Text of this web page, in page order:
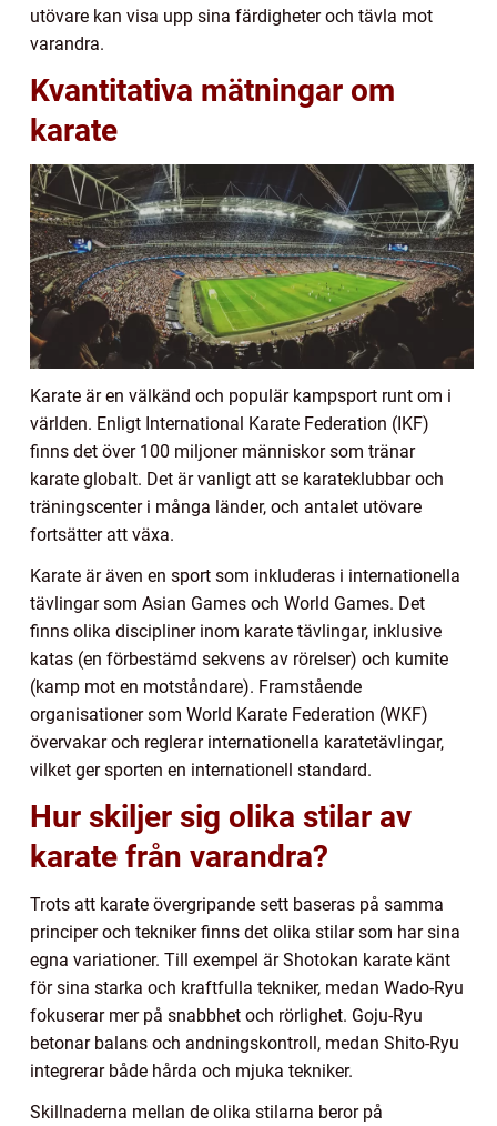
utövare kan visa upp sina färdigheter och tävla mot
varandra.
Kvantitativa mätningar om
karate
Karate är en välkänd och populär kampsport runt om i
världen. Enligt International Karate Federation (IKF)
finns det över 100 miljoner människor som tränar
karate globalt. Det är vanligt att se karateklubbar och
träningscenter i många länder, och antalet utövare
fortsätter att växa.
Karate är även en sport som inkluderas i internationella
tävlingar som Asian Games och World Games. Det
finns olika discipliner inom karate tävlingar, inklusive
katas (en förbestämd sekvens av rörelser) och kumite
(kamp mot en motståndare). Framstående
organisationer som World Karate Federation (WKF)
övervakar och reglerar internationella karatetävlingar,
vilket ger sporten en internationell standard.
Hur skiljer sig olika stilar av
karate från varandra?
Trots att karate övergripande sett baseras på samma
principer och tekniker finns det olika stilar som har sina
egna variationer. Till exempel är Shotokan karate känt
för sina starka och kraftfulla tekniker, medan Wado-Ryu
fokuserar mer på snabbhet och rörlighet. Goju-Ryu
betonar balans och andningskontroll, medan Shito-Ryu
integrerar både hårda och mjuka tekniker.
Skillnaderna mellan de olika stilarna beror på